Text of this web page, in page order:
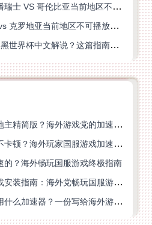
在国外看世界杯中文直播瑞士 VS 哥伦比亚当前地区不可播放？这篇指南帮你搞定
在国外看世界杯巴拿马 vs 克罗地亚当前地区不可播放？这篇指南帮你轻松解决海外体育直播难题
在国外怎么看瑞士 vs 波黑世界杯中文解说？这篇指南帮你搞定所有地区限制问题
巴西怎么玩边锋四人斗地主精简版？海外游戏党的加速器终极选择
巴西怎么玩新笑傲江湖不卡顿？海外玩家国服游戏加速终极指南（附猫和老鼠一梦江湖实测）
的？海外畅玩国服游戏终极指南
足球世界国外加速器下载安装指南：海外党畅玩国服游戏的终极解决方案
国外玩合金弹头：觉醒用什么加速器？一份写给海外游子的畅玩指南